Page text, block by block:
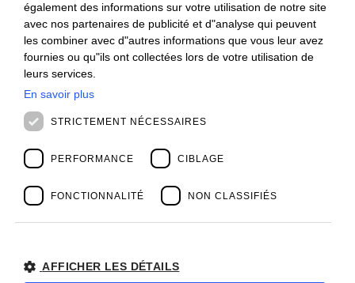
Offices
Contact us
Open positions
STAY UPDATED
Webinars
Past Webinars
News & Events
Past Events
Clients
Management
Partners
Success Stories
Privacy Policy
FRENCH
SPANISH
également des informations sur votre utilisation de notre site
avec nos partenaires de publicité et d"analyse qui peuvent
les combiner avec d"autres informations que vous leur avez
fournies ou qu"ils ont collectées lors de votre utilisation de
leurs services.
En savoir plus
STRICTEMENT NÉCESSAIRES
PERFORMANCE CIBLAGE
FONCTIONNALITÉ NON CLASSIFIÉS
AFFICHER LES DÉTAILS